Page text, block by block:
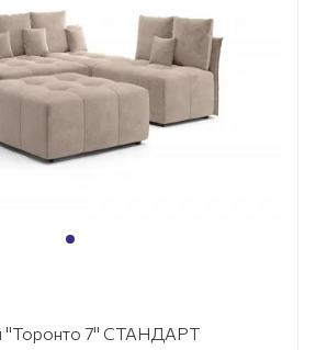
"Торонто 7" СТАНДАРТ